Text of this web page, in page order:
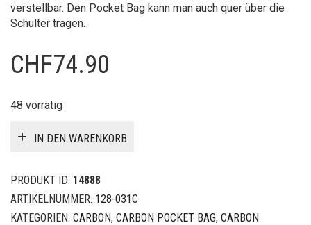
verstellbar. Den Pocket Bag kann man auch quer über die
Schulter tragen.
CHF74.90
48 vorrätig
IN DEN WARENKORB
PRODUKT ID: 14888
ARTIKELNUMMER: 128-031C
KATEGORIEN: CARBON, CARBON POCKET BAG, CARBON